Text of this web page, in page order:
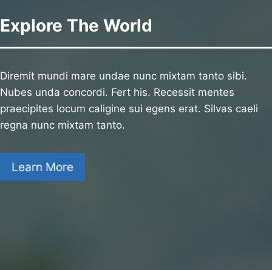
Explore The World
Diremit mundi mare undae nunc mixtam tanto sibi.
Nubes unda concordi. Fert his. Recessit mentes
praecipites locum caligine sui egens erat. Silvas caeli
regna nunc mixtam tanto.
Learn More